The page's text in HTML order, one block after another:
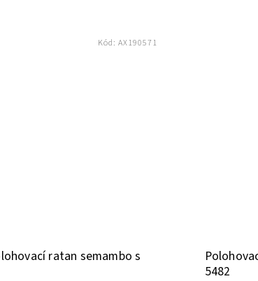
ratan semambo s
Kód: AX190571
5482